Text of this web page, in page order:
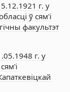
г. у
ў сям'і
факультэт
г. у